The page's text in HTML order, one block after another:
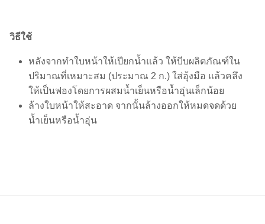
วิธีใช้
หลังจากทำใบหน้าให้เปียกน้ำแล้ว ให้บีบผลิตภัณฑ์ใน
ปริมาณที่เหมาะสม (ประมาณ 2 ก.) ใส่อุ้งมือ แล้วคลึง
ให้เป็นฟองโดยการผสมน้ำเย็นหรือน้ำอุ่นเล็กน้อย
ล้างใบหน้าให้สะอาด จากนั้นล้างออกให้หมดจดด้วย
น้ำเย็นหรือน้ำอุ่น